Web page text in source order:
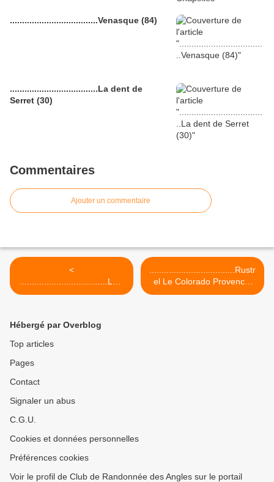
....................................Venasque (84)
....................................La dent de
Serret (30)
Commentaires
Ajouter un commentaire
<
....................................LES
GROTTES DE
...................................Rustr
el Le Colorado Provencal
(84) >
Hébergé par Overblog
Top articles
Pages
Contact
Signaler un abus
C.G.U.
Cookies et données personnelles
Préférences cookies
Voir le profil de Club de Randonnée des Angles sur le portail